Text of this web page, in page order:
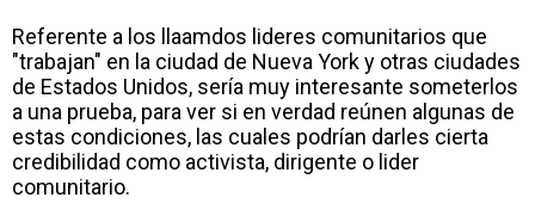
Referente a los llaamdos lideres comunitarios que
"trabajan" en la ciudad de Nueva York y otras ciudades
de Estados Unidos, sería muy interesante someterlos
a una prueba, para ver si en verdad reúnen algunas de
estas condiciones, las cuales podrían darles cierta
credibilidad como activista, dirigente o lider
comunitario.